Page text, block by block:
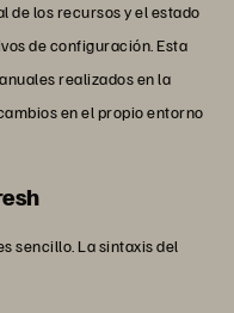
de los recursos y el estado
de configuración. Esta
realizados en la
en el propio entorno
sencillo. La sintaxis del